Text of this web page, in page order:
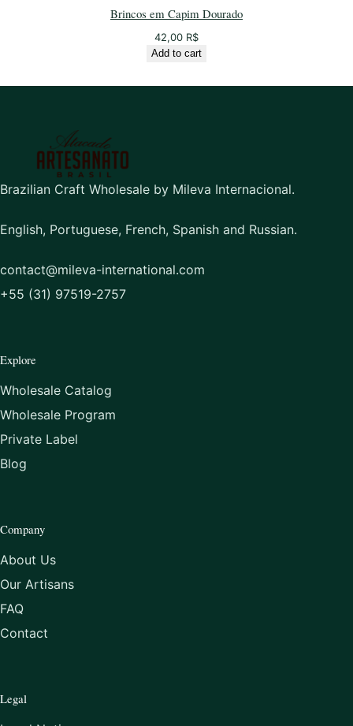
Brincos em Capim Dourado
42,00 R$
Add to cart
Brazilian Craft Wholesale by Mileva Internacional.
English, Portuguese, French, Spanish and Russian.
contact@mileva-international.com
+55 (31) 97519-2757
Explore
Wholesale Catalog
Wholesale Program
Private Label
Blog
Company
About Us
Our Artisans
FAQ
Contact
Legal